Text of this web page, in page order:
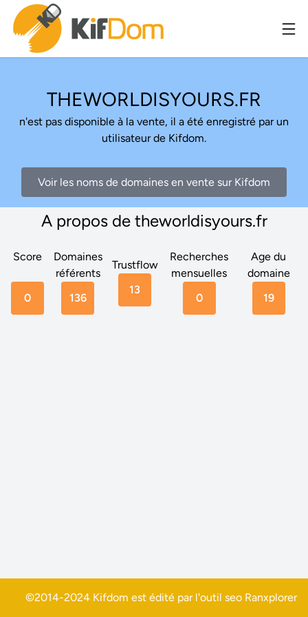
THEWORLDISYOURS.FR
n'est pas disponible à la vente, il a été enregistré par un
utilisateur de Kifdom.
Voir les noms de domaines en vente sur Kifdom
A propos de theworldisyours.fr
Score
0
Domaines
référents
136
Trustflow
13
Recherches
mensuelles
0
Age du
domaine
19
©2014-2024 Kifdom est édité par l'outil seo Ranxplorer